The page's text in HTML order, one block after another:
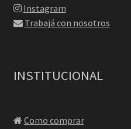
Instagram
Trabajá con nosotros
INSTITUCIONAL
Como comprar